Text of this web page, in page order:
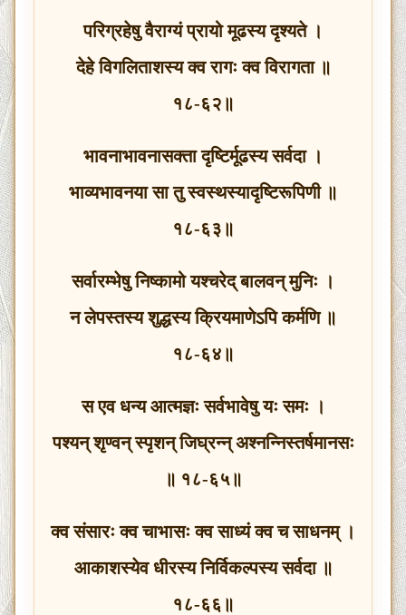
परिग्रहेषु वैराग्यं प्रायो मूढस्य दृश्यते ।
देहे विगलिताशस्य क्व रागः क्व विरागता ॥
१८-६२॥
भावनाभावनासक्ता दृष्टिर्मूढस्य सर्वदा ।
भाव्यभावनया सा तु स्वस्थस्यादृष्टिरूपिणी ॥
१८-६३॥
सर्वारम्भेषु निष्कामो यश्चरेद् बालवन् मुनिः ।
न लेपस्तस्य शुद्धस्य क्रियमाणेऽपि कर्मणि ॥
१८-६४॥
स एव धन्य आत्मज्ञः सर्वभावेषु यः समः ।
पश्यन् श‍ृण्वन् स्पृशन् जिघ्रन्न् अश्नन्निस्तर्षमानसः
॥ १८-६५॥
क्व संसारः क्व चाभासः क्व साध्यं क्व च साधनम् ।
आकाशस्येव धीरस्य निर्विकल्पस्य सर्वदा ॥
१८-६६॥